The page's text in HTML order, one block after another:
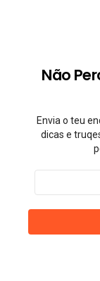
Não
Envia o teu
dicas e
Endereço
email